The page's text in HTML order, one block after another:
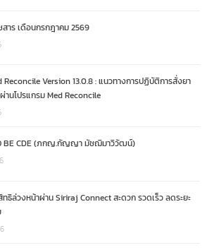
สาร เดือนกรกฎาคม 2569
Reconcile Version 13.0.8 : แนวทางการปฏิบัติการสั่งยา
านโปรแกรม Med Reconcile
BE CDE (ภกญ.กัญญา มัชฌิมาวิวัฒน์)
ธิล่วงหน้าผ่าน Siriraj Connect สะดวก รวดเร็ว ลดระยะ